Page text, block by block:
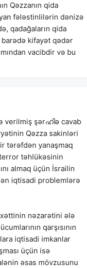
Qəzzanın qida
fələstinlilərin dənizə
qadağaların qida
barədə kifayət qədər
vacibdir və bu
verilmiş şərഹിə cavab
Qəzza sakinləri
tərəfdən yanaşmaq
təhlükəsinin
almaq üçün İsrailin
iqtisadi problemlərə
nəzarətini ələ
qarşısının
iqtisadi imkanlar
üçün isə
əsas mövzusunu